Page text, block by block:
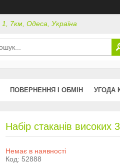
7км, Одеса, Україна
ПОВЕРНЕННЯ І ОБМІН УГОДА
Набір стаканів
Немає в наявності
Код: 52888